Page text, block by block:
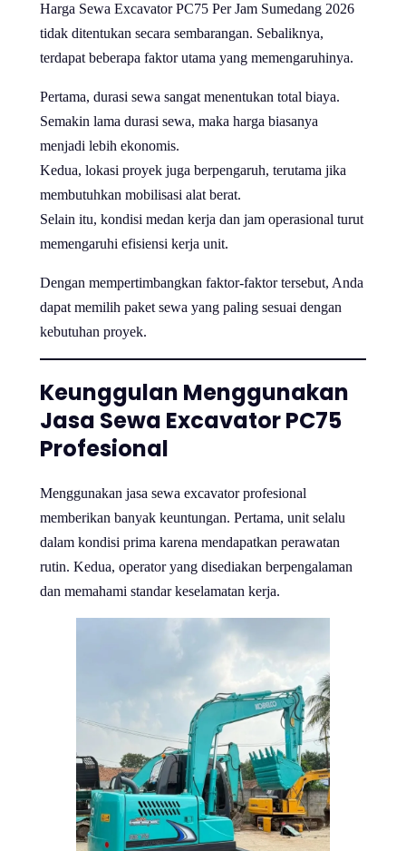
Harga Sewa Excavator PC75 Per Jam Sumedang 2026
tidak ditentukan secara sembarangan. Sebaliknya,
terdapat beberapa faktor utama yang memengaruhinya.
Pertama, durasi sewa sangat menentukan total biaya.
Semakin lama durasi sewa, maka harga biasanya
menjadi lebih ekonomis.
Kedua, lokasi proyek juga berpengaruh, terutama jika
membutuhkan mobilisasi alat berat.
Selain itu, kondisi medan kerja dan jam operasional turut
memengaruhi efisiensi kerja unit.
Dengan mempertimbangkan faktor-faktor tersebut, Anda
dapat memilih paket sewa yang paling sesuai dengan
kebutuhan proyek.
Keunggulan Menggunakan
Jasa Sewa Excavator PC75
Profesional
Menggunakan jasa sewa excavator profesional
memberikan banyak keuntungan. Pertama, unit selalu
dalam kondisi prima karena mendapatkan perawatan
rutin. Kedua, operator yang disediakan berpengalaman
dan memahami standar keselamatan kerja.